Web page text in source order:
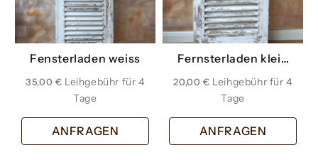
Fensterladen weiss
35,00 €
ANFRAGEN
Fernsterladen klein
weiss
20,00 €
ANFRAGEN